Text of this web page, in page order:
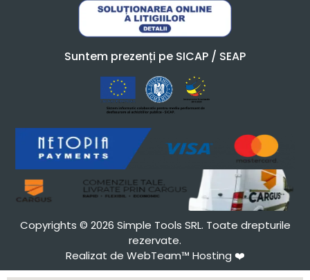
Suntem prezenți pe SICAP / SEAP
Copyrights © 2026 Simple Tools SRL. Toate drepturile
rezervate.
Realizat de WebTeam™ Hosting ❤️